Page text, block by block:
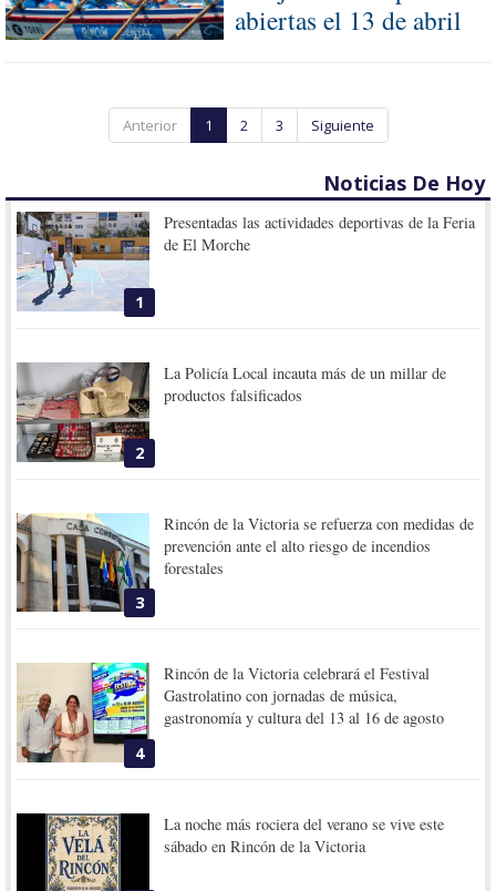
abiertas el 13 de abril
Anterior 1 2 3 Siguiente
Noticias De Hoy
1
Presentadas las actividades deportivas de la Feria
de El Morche
2
La Policía Local incauta más de un millar de
productos falsificados
3
Rincón de la Victoria se refuerza con medidas de
prevención ante el alto riesgo de incendios
forestales
4
Rincón de la Victoria celebrará el Festival
Gastrolatino con jornadas de música,
gastronomía y cultura del 13 al 16 de agosto
La noche más rociera del verano se vive este
sábado en Rincón de la Victoria